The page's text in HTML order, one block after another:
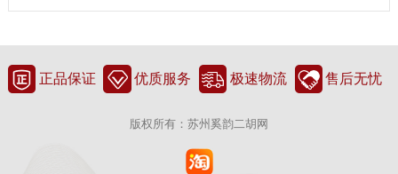
正品保证 优质服务 极速物流 售后无忧
版权所有：苏州奚韵二胡网